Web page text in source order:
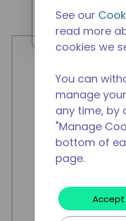
em escritórios.
See our
read more
cookies we
You can
manage
any time, by
"Manage
bottom of
page.
Accept